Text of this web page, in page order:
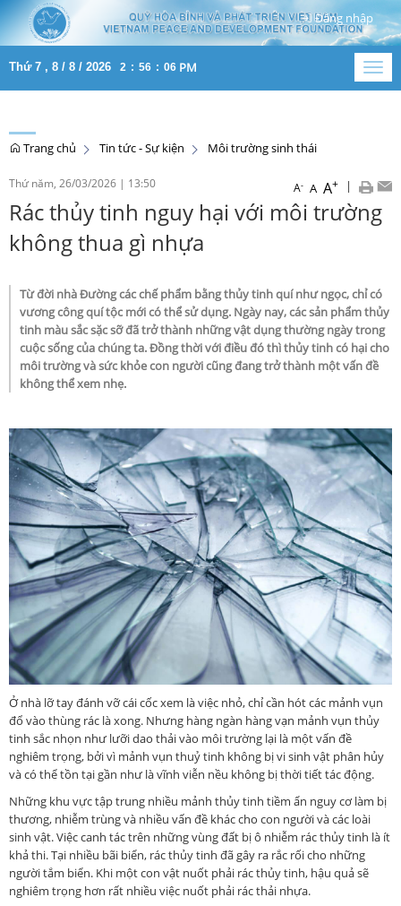
Đăng nhập
Thứ 7 , 8 / 8 / 2026 2 : 56 : 06 PM
Trang chủ Tin tức - Sự kiện Môi trường sinh thái
Thứ năm, 26/03/2026 | 13:50 A- A A+ |
Rác thủy tinh nguy hại với môi trường
không thua gì nhựa
Từ đời nhà Đường các chế phẩm bằng thủy tinh quí như ngọc, chỉ có
vương công quí tộc mới có thể sử dụng. Ngày nay, các sản phẩm thủy
tinh màu sắc sặc sỡ đã trở thành những vật dụng thường ngày trong
cuộc sống của chúng ta. Đồng thời với điều đó thì thủy tinh có hại cho
môi trường và sức khỏe con người cũng đang trở thành một vấn đề
không thể xem nhẹ.
Ở nhà lỡ tay đánh vỡ cái cốc xem là việc nhỏ, chỉ cần hót các mảnh vụn
đổ vào thùng rác là xong. Nhưng hàng ngàn hàng vạn mảnh vụn thủy
tinh sắc nhọn như lưỡi dao thải vào môi trường lại là một vấn đề
nghiêm trọng, bởi vì mảnh vụn thuỷ tinh không bị vi sinh vật phân hủy
và có thể tồn tại gần như là vĩnh viễn nều không bị thời tiết tác động.
Những khu vực tập trung nhiều mảnh thủy tinh tiềm ẩn nguy cơ làm bị
thương, nhiễm trùng và nhiều vấn đề khác cho con người và các loài
sinh vật. Việc canh tác trên những vùng đất bị ô nhiễm rác thủy tinh là ít
khả thi. Tại nhiều bãi biển, rác thủy tinh đã gây ra rắc rối cho những
người tắm biển. Khi một con vật nuốt phải rác thủy tinh, hậu quả sẽ
nghiêm trọng hơn rất nhiều việc nuốt phải rác thải nhựa.